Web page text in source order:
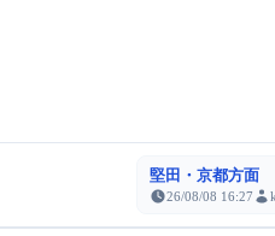
堅田・京都方面
26/08/08 16:27